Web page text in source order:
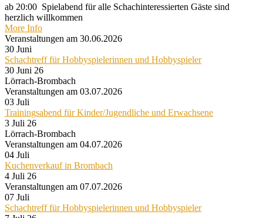
ab 20:00 Spielabend für alle Schachinteressierten Gäste sind
herzlich willkommen
More Info
Veranstaltungen am 30.06.2026
30 Juni
Schachtreff für Hobbyspielerinnen und Hobbyspieler
30 Juni 26
Lörrach-Brombach
Veranstaltungen am 03.07.2026
03 Juli
Trainingsabend für Kinder/Jugendliche und Erwachsene
3 Juli 26
Lörrach-Brombach
Veranstaltungen am 04.07.2026
04 Juli
Kuchenverkauf in Brombach
4 Juli 26
Veranstaltungen am 07.07.2026
07 Juli
Schachtreff für Hobbyspielerinnen und Hobbyspieler